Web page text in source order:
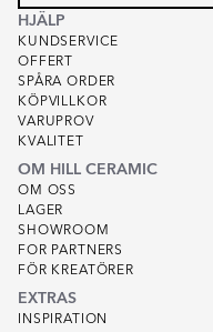
HJÄLP
KUNDSERVICE
OFFERT
SPÅRA ORDER
KÖPVILLKOR
VARUPROV
KVALITET
OM HILL CERAMIC
OM OSS
LAGER
SHOWROOM
FOR PARTNERS
FÖR KREATÖRER
EXTRAS
INSPIRATION